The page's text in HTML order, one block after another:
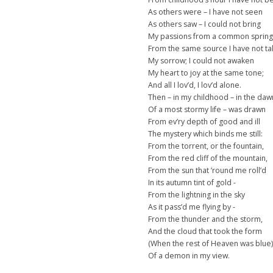
As others were – I have not seen
As others saw – I could not bring
My passions from a common
From the same source I have not
My sorrow; I could not awaken
My heart to joy at the same tone;
And all I lov’d, I lov’d alone.
Then – in my childhood – in the
Of a most stormy life – was drawn
From ev’ry depth of good and ill
The mystery which binds me still:
From the torrent, or the fountain,
From the red cliff of the mountain,
From the sun that ’round me roll’d
In its autumn tint of gold -
From the lightning in the sky
As it pass’d me flying by -
From the thunder and the storm,
And the cloud that took the form
(When the rest of Heaven was blue)
Of a demon in my view.